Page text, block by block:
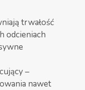
trwałość
odcieniach
–
nawet